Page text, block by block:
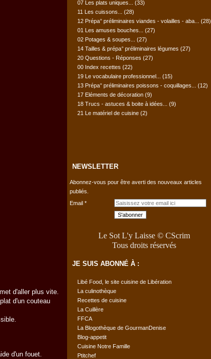
d'aller plus vite.
d'un couteau
d'un fouet.
07 Les plats uniques...
(33)
11 Les cuissons...
(28)
12 Prépa° préliminaires viandes - volailles - aba...
(28)
01 Les amuses bouches...
(27)
02 Potages & soupes...
(27)
14 Tailles & prépa° préliminaires légumes (27)
20 Questions - Réponses (27)
00 Index recettes (22)
19 Le vocabulaire professionnel...
(15)
13 Prépa° préliminaires poissons - coquillages...
(12)
17 Eléments de décoration (9)
18 Trucs - astuces & boite à idées...
(9)
21 Le matériel de cuisine (2)
NEWSLETTER
Abonnez-vous pour être averti des nouveaux articles
publiés.
Email
Le Sot L'y Laisse © CScrim
Tous droits réservés
JE SUIS ABONNÉ À :
Libé Food, le site cuisine de Libération
La culinothèque
Recettes de cuisine
La Cuillère
FFCA
La Blogothèque de GourmanDenise
Blog-appetit
Cuisine Notre Famille
Ptitchef